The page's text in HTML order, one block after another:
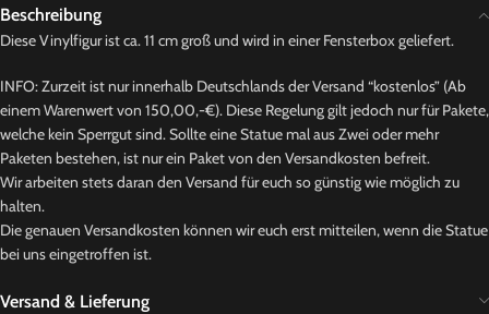
Beschreibung
Diese Vinylfigur ist ca. 11 cm groß und wird in einer Fensterbox geliefert.
INFO: Zurzeit ist nur innerhalb Deutschlands der Versand “kostenlos” (Ab
einem Warenwert von 150,00,-€). Diese Regelung gilt jedoch nur für Pakete,
welche kein Sperrgut sind. Sollte eine Statue mal aus Zwei oder mehr
Paketen bestehen, ist nur ein Paket von den Versandkosten befreit.
Wir arbeiten stets daran den Versand für euch so günstig wie möglich zu
halten.
Die genauen Versandkosten können wir euch erst mitteilen, wenn die Statue
bei uns eingetroffen ist.
Versand & Lieferung